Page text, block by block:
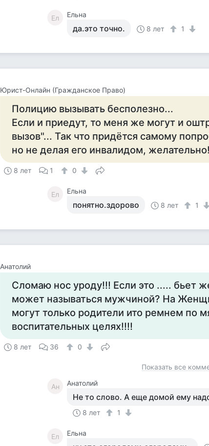
Ел Ельна
да.это точно. 8 лет 1
Юрист-Онлайн (Гражданское Право)
Полицию вызывать бесполезно...
Если и приедут, то меня же могут и
вызов"... Так что придётся самому
но не делая его инвалидом, желательно!
8 лет 1 0
Ел Ельна
понятно.здорово 8 лет 1
Анатолий
Сломаю нос уроду!!! Если это ..... бьет
может называться мужчиной? На
могут только родители ито ремнем по
воспитательных целях!!!!
8 лет 36 0
Показать все
Ан Анатолий
Не то слово. А еще домой ему
8 лет 1
Ел Ельна